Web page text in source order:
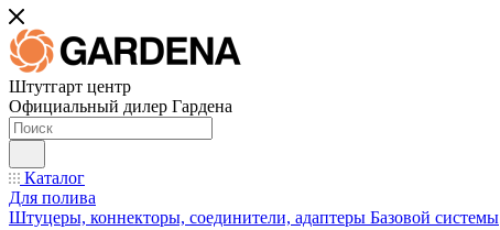
Штутгарт центр
Официальный дилер Гардена
Каталог
Для полива
Штуцеры, коннекторы, соединители, адаптеры Базовой системы